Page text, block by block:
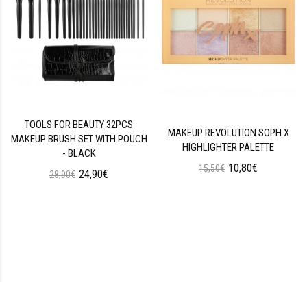
TOOLS FOR BEAUTY 32PCS
MAKEUP BRUSH SET WITH POUCH
- BLACK
28,90€ 24,90€
MAKEUP REVOLUTION SOPH X
HIGHLIGHTER PALETTE
15,50€ 10,80€